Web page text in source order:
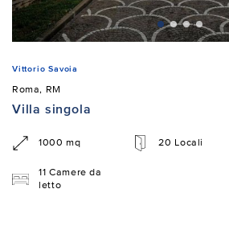
Vittorio Savoia
Roma, RM
Villa singola
1000 mq 20 Locali
11 Camere da
letto